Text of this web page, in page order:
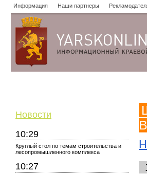
Информация Наши партнеры
Новости
10:29
Круглый стол по темам строительства и
лесопромышленного комплекса
10:27